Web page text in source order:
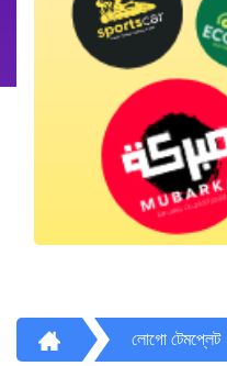
লোগো টেমপ্লেট